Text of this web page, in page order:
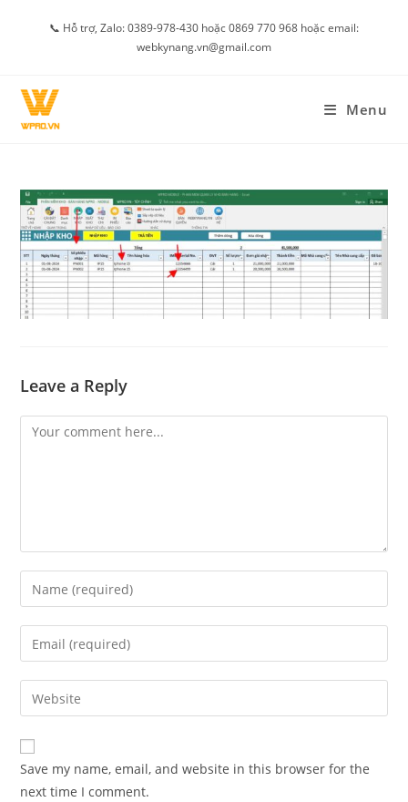
📞 Hỗ trợ, Zalo: 0389-978-430 hoặc 0869 770 968 hoặc email:
webkynang.vn@gmail.com
Menu
Leave a Reply
Comment
Enter
your
name
comment
Enter
your
email
address
comment
Enter
your
website
URL
(optional)
Save my name, email, and website in this browser for the
next time I comment.